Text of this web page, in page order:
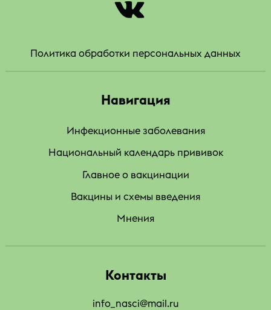
|
Политика обработки персональных данных
Навигация
Инфекционные заболевания
Национальный календарь прививок
Главное о вакцинации
Вакцины и схемы введения
Мнения
Контакты
info_nasci@mail.ru